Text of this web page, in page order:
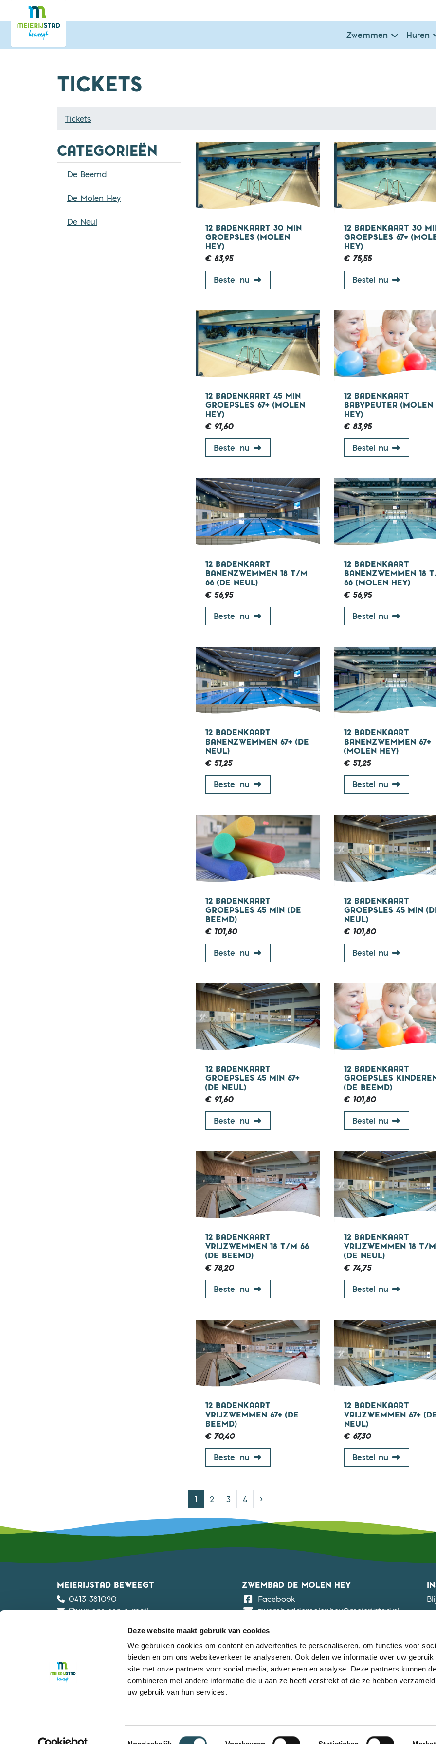
Deze website maakt gebruik van cookies
We gebruiken cookies om content en advertenties te personaliseren, om functies voor
bieden en om ons websiteverkeer te analyseren. Ook delen we informatie over uw gebruik
site met onze partners voor social media, adverteren en analyse. Deze partners kunnen
combineren met andere informatie die u aan ze heeft verstrekt of die ze hebben
uw gebruik van hun services.
Toestemmingsselectie
Direct naar de inhoud van de pagina
Zwemmen Huren
TICKETS
Tickets
CATEGORIEËN
De Beemd
De Molen Hey
De Neul
0 - 67 jaar
12 BADENKAART 30 MIN
GROEPSLES (MOLEN
HEY)
€ 83,95
Bestel nu 12 badenkaart 30 min groepsles (Molen Hey)
12 BADENKAART 30
GROEPSLES 67+
HEY)
€ 75,55
Bestel nu 12
67+ jaar
12 BADENKAART 45 MIN
GROEPSLES 67+ (MOLEN
HEY)
€ 91,60
Bestel nu 12 badenkaart 45 min groepsles 67+ (Molen
12 BADENKAART
BABYPEUTER (MOLEN
HEY)
€ 83,95
Bestel nu 12
18 - 67 jaar
12 BADENKAART
BANENZWEMMEN 18 T/M
66 (DE NEUL)
€ 56,95
Bestel nu 12 badenkaart banenzwemmen 18 t/m 66 (De
18 -
12 BADENKAART
BANENZWEMMEN 18
66 (MOLEN HEY)
€ 56,95
Bestel nu 12
67+ jaar
12 BADENKAART
BANENZWEMMEN 67+ (DE
NEUL)
€ 51,25
Bestel nu 12 badenkaart banenzwemmen 67+ (De Neul)
12 BADENKAART
BANENZWEMMEN 67+
(MOLEN HEY)
€ 51,25
Bestel nu 12
0 - 67 jaar
12 BADENKAART
GROEPSLES 45 MIN (DE
BEEMD)
€ 101,80
Bestel nu 12 badenkaart groepsles 45 min (De Beemd)
0 -
12 BADENKAART
GROEPSLES 45 MIN
NEUL)
€ 101,80
Bestel nu 12
67+ jaar
12 BADENKAART
GROEPSLES 45 MIN 67+
(DE NEUL)
€ 91,60
Bestel nu 12 badenkaart groepsles 45 min 67+ (De Neul)
12 BADENKAART
GROEPSLES
(DE BEEMD)
€ 101,80
Bestel nu 12
18 - 67 jaar
12 BADENKAART
VRIJZWEMMEN 18 T/M 66
(DE BEEMD)
€ 78,20
Bestel nu 12 badenkaart vrijzwemmen 18 t/m 66 (De
18 -
12 BADENKAART
VRIJZWEMMEN 18 T/
(DE NEUL)
€ 74,75
Bestel nu 12
67+ jaar
12 BADENKAART
VRIJZWEMMEN 67+ (DE
BEEMD)
€ 70,40
Bestel nu 12 badenkaart vrijzwemmen 67+ (De Beemd)
12 BADENKAART
VRIJZWEMMEN 67+
NEUL)
€ 67,30
Bestel nu 12
1 2 3 4 Volgende
›
MEIERIJSTAD BEWEEGT
0413 381090
Stuur ons een e-mail
Algemene voorwaarden
Meldpunt en gedragscode
Onderdeel van Gemeente Meierijstad
ZWEMBAD DE MOLEN HEY
FacebookDe Molen Hey
zwembaddemolenhey@meierijstad.nl
ZWEMBAD DE NEUL
FacebookDe Neul
zwembaddeneul@meierijstad.nl
ZWEMBAD DE BEEMD
© 2026 Meierijstad Beweegt, Powered by Dataduiker